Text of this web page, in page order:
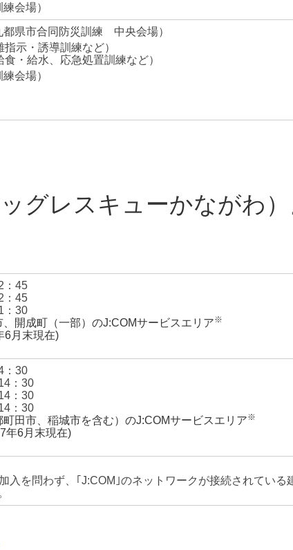
会場）
県市合同防災訓練 中央会場）
示・誘導訓練など）
・給水、応急処置訓練など）
会場）
グレスキューかながわ）
：45
：45
：30
開成町（一部）のJ:COMサービスエリア※
月末現在)
：30
：30
：30
：30
田市、稲城市を含む）のJ:COMサービスエリア※
年6月末現在)
入を問わず、｢J:COM｣のネットワークが接続されている